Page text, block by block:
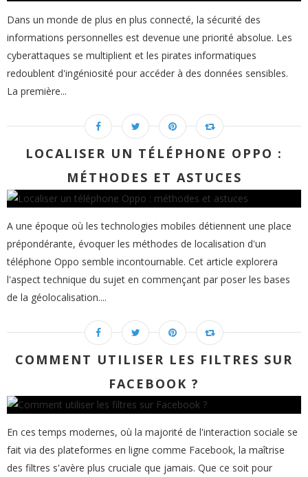
Dans un monde de plus en plus connecté, la sécurité des
informations personnelles est devenue une priorité absolue. Les
cyberattaques se multiplient et les pirates informatiques
redoublent d'ingéniosité pour accéder à des données sensibles.
La première...
LOCALISER UN TÉLÉPHONE OPPO :
MÉTHODES ET ASTUCES
A une époque où les technologies mobiles détiennent une place
prépondérante, évoquer les méthodes de localisation d'un
téléphone Oppo semble incontournable. Cet article explorera
l'aspect technique du sujet en commençant par poser les bases
de la géolocalisation....
COMMENT UTILISER LES FILTRES SUR
FACEBOOK ?
En ces temps modernes, où la majorité de l'interaction sociale se
fait via des plateformes en ligne comme Facebook, la maîtrise
des filtres s'avère plus cruciale que jamais. Que ce soit pour